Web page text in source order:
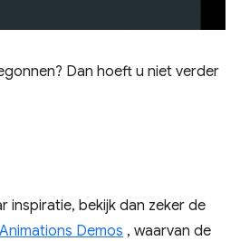
Dan hoeft u niet verder
inspiratie, bekijk dan zeker de
Demos , waarvan de